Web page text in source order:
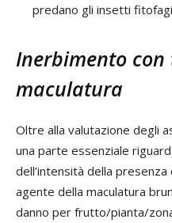
predano gli insetti
Inerbimento
maculatura
Oltre alla valutazione degli
una parte essenziale
dell’intensità della presenza
agente della maculatura
danno per frutto/pianta/